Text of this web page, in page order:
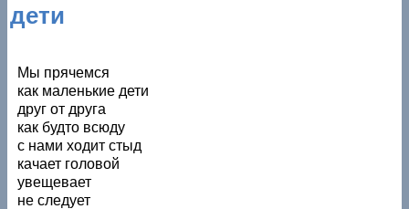
дети
Мы прячемся
как маленькие дети
друг от друга
как будто всюду
с нами ходит стыд
качает головой
увещевает
не следует